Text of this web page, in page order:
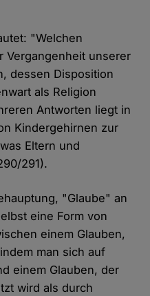
"Welchen
Vergangenheit unserer
dessen Disposition
als Religion
Antworten liegt in
Kindergehirnen zur
Eltern und
291).
"Glaube" an
eine Form von
einem Glauben,
man sich auf
einem Glauben, der
wird als durch